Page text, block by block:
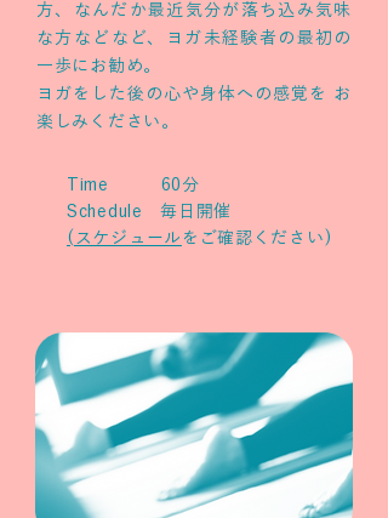
方、なんだか最近気分が落ち込み気味
な方などなど、ヨガ未経験者の最初の
一歩にお勧め。
ヨガをした後の心や身体への感覚を お
楽しみください。
Time 60分
Schedule 毎日開催
(スケジュール をご確認ください)